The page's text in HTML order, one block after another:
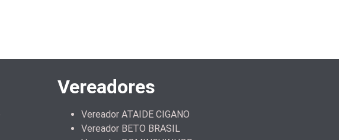
Vereadores
Vereador ATAIDE CIGANO
Vereador BETO BRASIL